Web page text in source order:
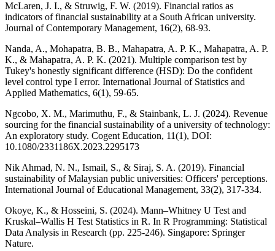
McLaren, J. I., & Struwig, F. W. (2019). Financial ratios as
indicators of financial sustainability at a South African university.
Journal of Contemporary Management, 16(2), 68-93.
Nanda, A., Mohapatra, B. B., Mahapatra, A. P. K., Mahapatra, A. P.
K., & Mahapatra, A. P. K. (2021). Multiple comparison test by
Tukey's honestly significant difference (HSD): Do the confident
level control type I error. International Journal of Statistics and
Applied Mathematics, 6(1), 59-65.
Ngcobo, X. M., Marimuthu, F., & Stainbank, L. J. (2024). Revenue
sourcing for the financial sustainability of a university of technology:
An exploratory study. Cogent Education, 11(1), DOI:
10.1080/2331186X.2023.2295173
Nik Ahmad, N. N., Ismail, S., & Siraj, S. A. (2019). Financial
sustainability of Malaysian public universities: Officers' perceptions.
International Journal of Educational Management, 33(2), 317-334.
Okoye, K., & Hosseini, S. (2024). Mann–Whitney U Test and
Kruskal–Wallis H Test Statistics in R. In R Programming: Statistical
Data Analysis in Research (pp. 225-246). Singapore: Springer
Nature.